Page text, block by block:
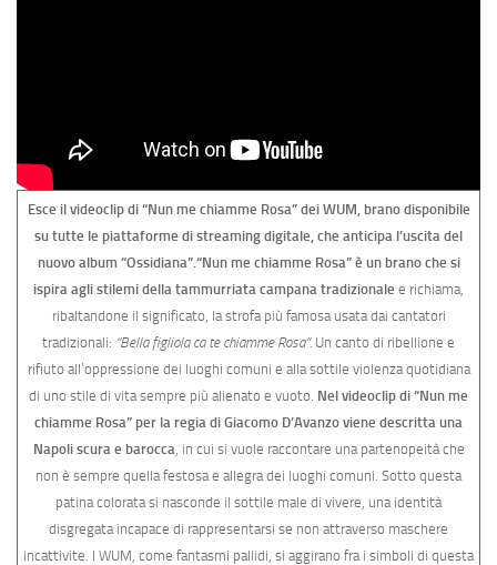
Esce il videoclip di “Nun me chiamme Rosa” dei WUM, brano disponibile
su tutte le piattaforme di streaming digitale, che anticipa l’uscita del
nuovo album “Ossidiana”. “Nun me chiamme Rosa” è un brano che si
ispira agli stilemi della tammurriata campana tradizionale e richiama,
ribaltandone il significato, la strofa più famosa usata dai cantatori
tradizionali: “Bella figliola ca te chiamme Rosa”. Un canto di ribellione e
rifiuto all’oppressione dei luoghi comuni e alla sottile violenza quotidiana
di uno stile di vita sempre più alienato e vuoto. Nel videoclip di “Nun me
chiamme Rosa” per la regia di Giacomo D’Avanzo viene descritta una
Napoli scura e barocca , in cui si vuole raccontare una partenopeità che
non è sempre quella festosa e allegra dei luoghi comuni. Sotto questa
patina colorata si nasconde il sottile male di vivere, una identità
disgregata incapace di rappresentarsi se non attraverso maschere
incattivite. I WUM, come fantasmi pallidi, si aggirano fra i simboli di questa